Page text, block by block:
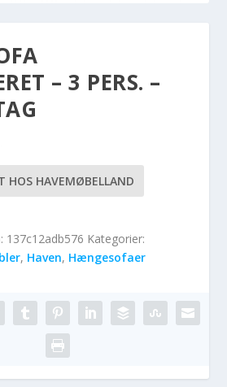
– 3 PERS. –
HOS HAVEMØBELLAND
137c12adb576 Kategorier:
, Haven, Hængesofaer